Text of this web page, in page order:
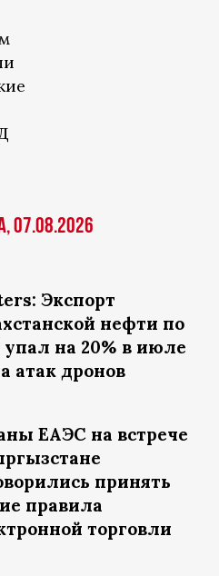
07.08.2026
Экспорт
нефти по
на 20% в июле
атак дронов
ЕАЭС на встрече
принять
правила
торговли